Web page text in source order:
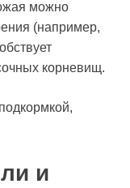
можно
(например,
корневищ.
и